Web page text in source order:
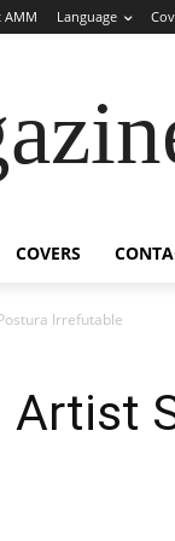
AMM Language
COVERS
Irrefutable
Artist